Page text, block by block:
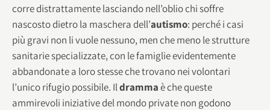
corre distrattamente lasciando nell’oblio chi soffre
nascosto dietro la maschera dell’autismo: perché i casi
più gravi non li vuole nessuno, men che meno le strutture
sanitarie specializzate, con le famiglie evidentemente
abbandonate a loro stesse che trovano nei volontari
l’unico rifugio possibile. Ildrammaè che queste
ammirevoli iniziative del mondo private non godono